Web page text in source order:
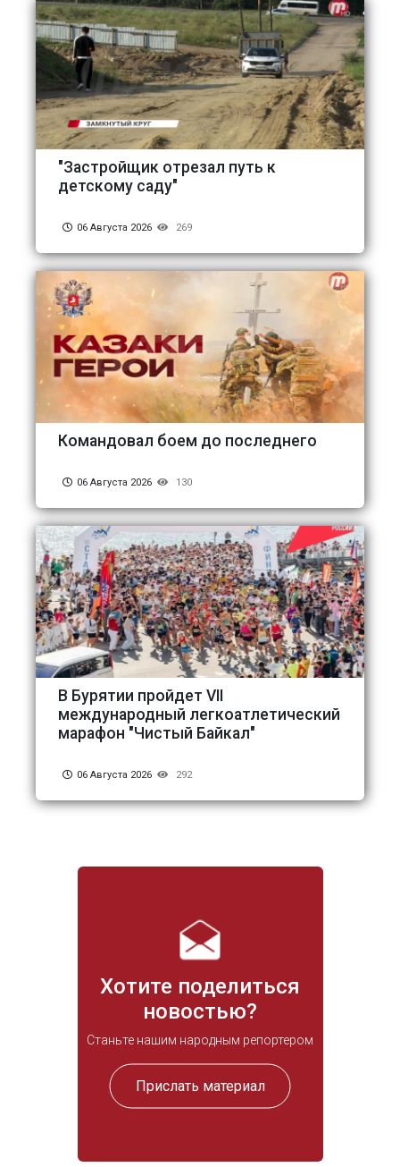
Хотите поделиться
новостью?
Станьте нашим народным репортером
Прислать материал
"Застройщик отрезал путь к
детскому саду"
06 Августа 2026 269
Командовал боем до последнего
06 Августа 2026 130
В Бурятии пройдет VII
международный легкоатлетический
марафон "Чистый Байкал"
06 Августа 2026 292